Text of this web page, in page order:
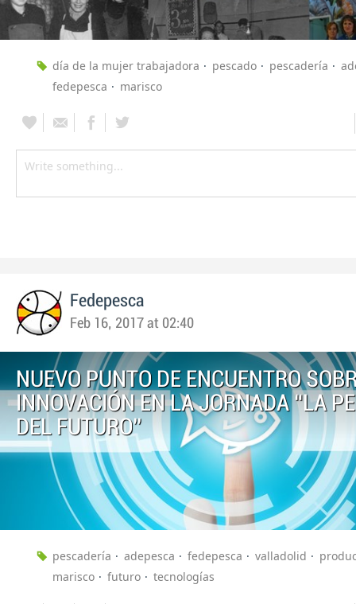
día de la mujer trabajadora pescado pescadería
fedepesca
marisco
Fedepesca
Feb 16, 2017 at 02:40
NUEVO PUNTO DE ENCUENTRO
INNOVACIÓN EN LA JORNADA “LA
DEL FUTURO”
pescadería adepesca fedepesca valladolid
marisco
futuro tecnologías